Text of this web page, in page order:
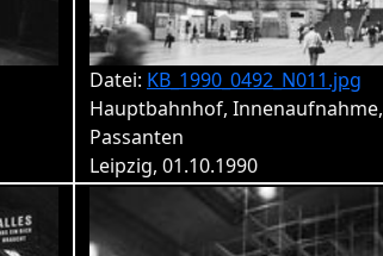
Datei: KB_1990_0492_N011.jpg
Hauptbahnhof, Innenaufnahme,
Passanten
Leipzig, 01.10.1990